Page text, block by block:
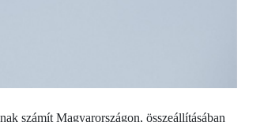
számít Magyarországon, összeállításában